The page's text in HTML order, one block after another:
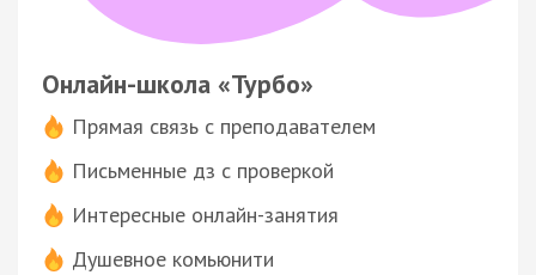
Онлайн-школа «Турбо»
Прямая связь с преподавателем
Письменные дз с проверкой
Интересные онлайн-занятия
Душевное комьюнити